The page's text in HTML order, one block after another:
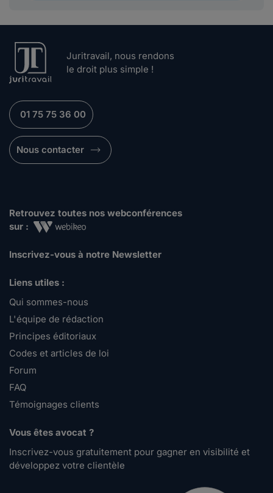
Juritravail, nous rendons
le droit plus simple !
01 75 75 36 00
Nous contacter
Retrouvez toutes nos webconférences
sur :
Inscrivez-vous à notre Newsletter
Liens utiles :
Qui sommes-nous
L'équipe de rédaction
Principes éditoriaux
Codes et articles de loi
Forum
FAQ
Témoignages clients
Vous êtes avocat ?
Inscrivez-vous gratuitement pour gagner en visibilité et
développez votre clientèle